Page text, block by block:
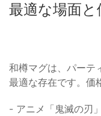
最適な場面と
和樽マグは、パーテ
最適な存在です。価
- アニメ「鬼滅の刃